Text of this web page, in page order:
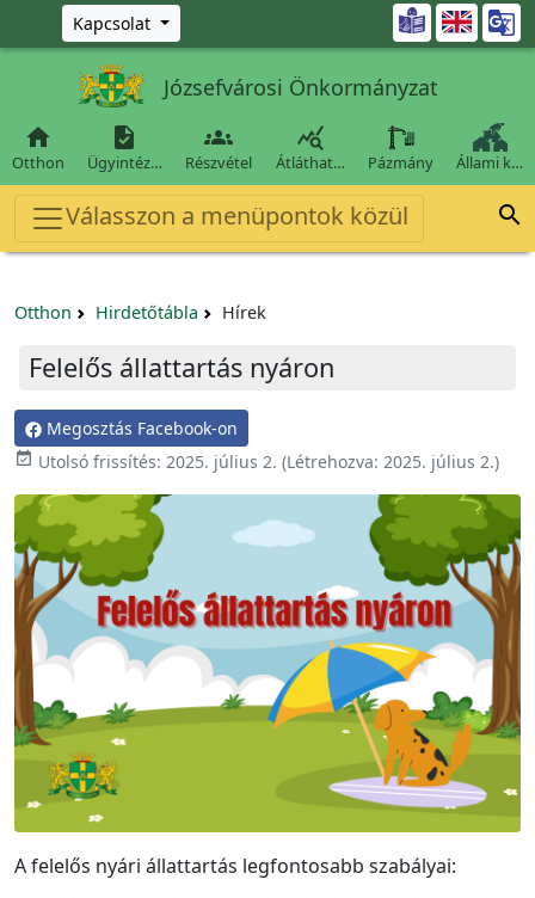
Ugrás a fő tartalomra
Kapcsolat 
Józsefvárosi Önkormányzat

Otthon

Ügyintéz…

Részvétel

Átláthat… Pázmány Állami k…
Válasszon a menüpontok közül 
Otthon Hirdetőtábla Hírek
Felelős állattartás nyáron
Megosztás Facebook-on
 Utolsó frissítés: 2025. július 2. (Létrehozva: 2025. július 2.)
A felelős nyári állattartás legfontosabb szabályai: